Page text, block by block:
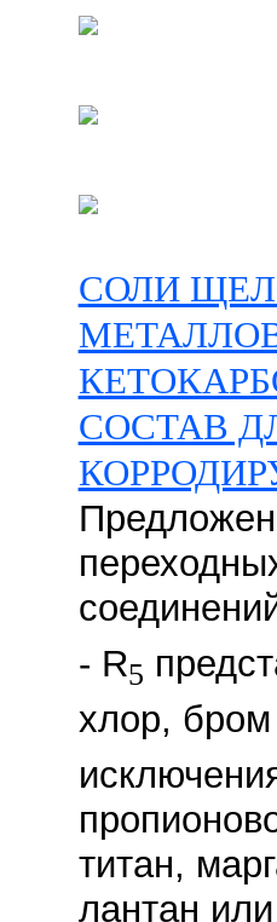
СОЛИ
СОСТАВ
- R5
хлор,
титан,
лантан